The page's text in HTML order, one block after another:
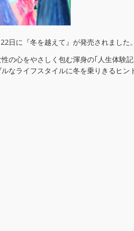
日に『冬を越えて』が発売されました。
の心をやさしく包む渾身の｢人生体験記
なライフスタイルに冬を乗りきるヒン